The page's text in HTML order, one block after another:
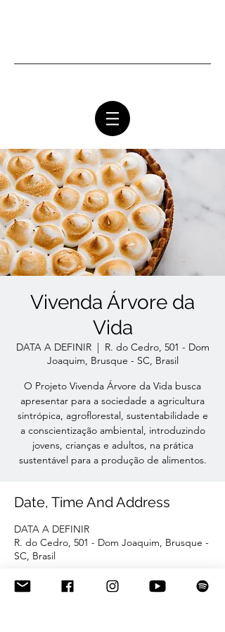
Vivenda Árvore da
Vida
DATA A DEFINIR
  |
R. do Cedro, 501 - Dom
Joaquim, Brusque - SC, Brasil
O Projeto Vivenda Árvore da Vida busca
apresentar para a sociedade a agricultura
sintrópica, agroflorestal, sustentabilidade e
a conscientização ambiental, introduzindo
jovens, crianças e adultos, na prática
sustentável para a produção de alimentos.
Date, Time And Address
DATA A DEFINIR
R. do Cedro, 501 - Dom Joaquim, Brusque -
SC, Brasil